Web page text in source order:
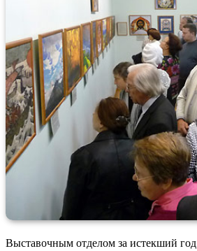
Выставочным отделом за истекший год